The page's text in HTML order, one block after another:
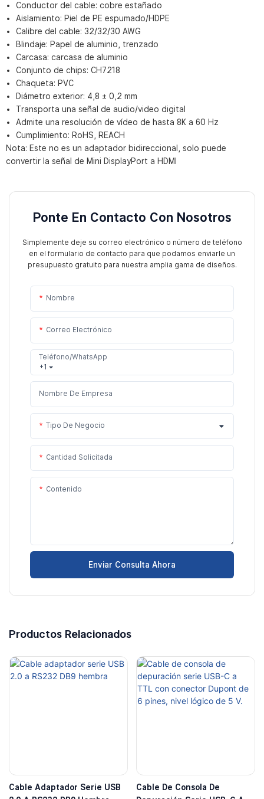
Conductor del cable: cobre estañado
Aislamiento: Piel de PE espumado/HDPE
Calibre del cable: 32/32/30 AWG
Blindaje: Papel de aluminio, trenzado
Carcasa: carcasa de aluminio
Conjunto de chips: CH7218
Chaqueta: PVC
Diámetro exterior: 4,8 ± 0,2 mm
Transporta una señal de audio/video digital
Admite una resolución de vídeo de hasta 8K a 60 Hz
Cumplimiento: RoHS, REACH
Nota: Este no es un adaptador bidireccional, solo puede
convertir la señal de Mini DisplayPort a HDMI
Ponte En Contacto Con Nosotros
Simplemente deje su correo electrónico o número de teléfono
en el formulario de contacto para que podamos enviarle un
presupuesto gratuito para nuestra amplia gama de diseños.
Nombre
Correo Electrónico
+1
Teléfono/WhatsApp
Nombre De Empresa
Tipo De Negocio
Cantidad Solicitada
Contenido
Enviar Consulta Ahora
Productos Relacionados
Cable Adaptador Serie USB
Cable De Consola De